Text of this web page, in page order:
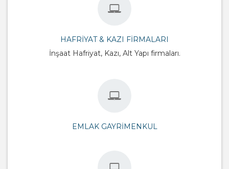
HAFRIYAT & KAZI FIRMALARI
İnşaat Hafriyat, Kazı, Alt Yapı firmaları.
EMLAK GAYRIMENKUL